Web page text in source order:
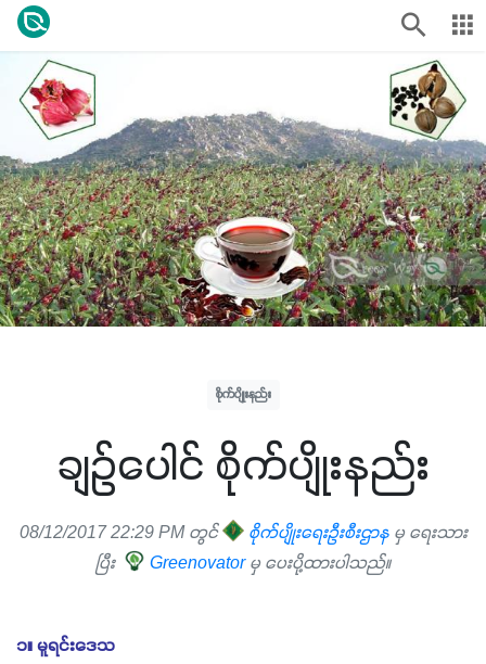
စိုက်ပျိုးနည်း
ချဉ်ပေါင် စိုက်ပျိုးနည်း
08/12/2017 22:29 PM တွင် စိုက်ပျိုးရေးဦးစီးဌာနမှ ရေးသား
ပြီး
Greenovator မှ ပေးပို့ထားပါသည်။
၁။ မူရင်းဒေသ